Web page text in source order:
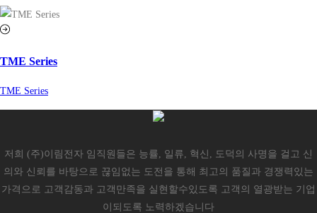
TME Series
TME Series
저희 (주)이림전자 임직원들은 능률, 일류, 혁신, 도덕의 사명을 걸고 신
의와 신뢰를 바탕으로 끊임없는 도전을 통해 최고의 품질과 경쟁력있는
가격으로 고객감동과 고객만족을 실현할수있도록 고객의 열광받는 기업
이되도록 노력하겠습니다